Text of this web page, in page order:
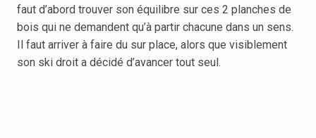
faut d’abord trouver son équilibre sur ces 2 planches de
bois qui ne demandent qu’à partir chacune dans un sens.
Il faut arriver à faire du sur place, alors que visiblement
son ski droit a décidé d’avancer tout seul.